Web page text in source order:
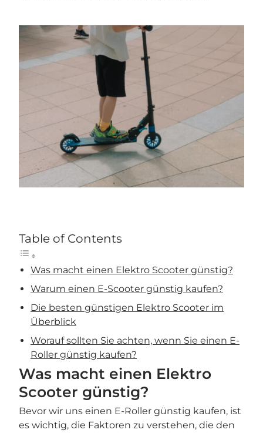
Table of Contents
Was macht einen Elektro Scooter günstig?
Warum einen E-Scooter günstig kaufen?
Die besten günstigen Elektro Scooter im
Überblick
Worauf sollten Sie achten, wenn Sie einen E-
Roller günstig kaufen?
Was macht einen Elektro
Scooter günstig?
Bevor wir uns einen E-Roller günstig kaufen, ist
es wichtig, die Faktoren zu verstehen, die den